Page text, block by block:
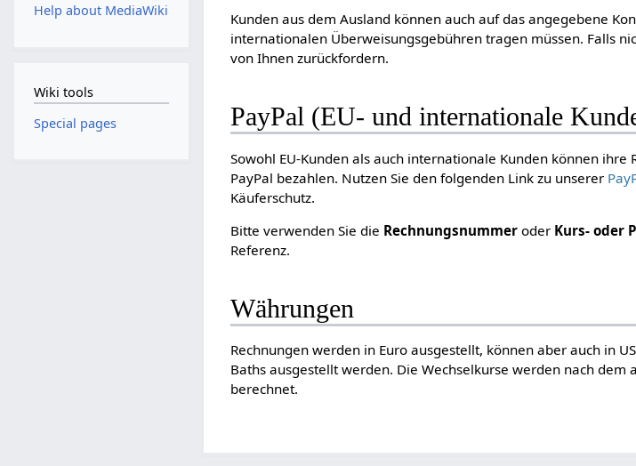
Kunden aus dem Ausland können auch auf das angegebene
internationalen Überweisungsgebühren tragen müssen. Falls
von Ihnen zurückfordern.
PayPal (EU- und internationale
Sowohl EU-Kunden als auch internationale Kunden können
PayPal bezahlen. Nutzen Sie den folgenden Link zu unserer
Käuferschutz.
Bitte verwenden Sie die Rechnungsnummer oder Kurs- oder
Referenz.
Währungen
Rechnungen werden in Euro ausgestellt, können aber auch in
Baths ausgestellt werden. Die Wechselkurse werden nach
berechnet.
Help about MediaWiki
Wiki tools
Special pages